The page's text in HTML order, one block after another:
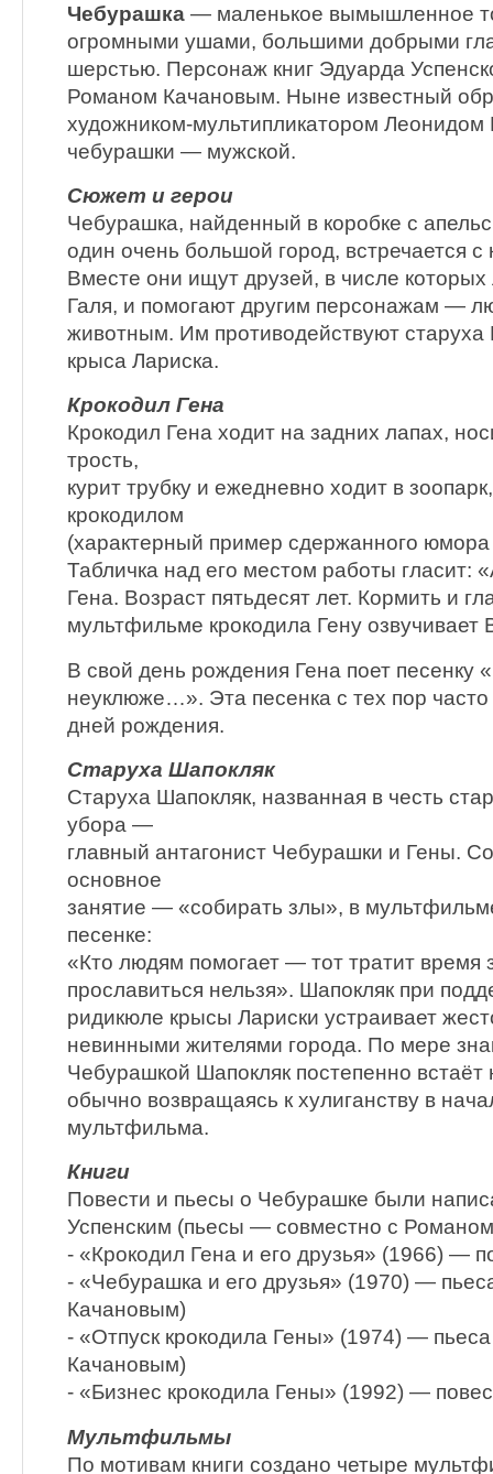
Чебурашка — маленькое вымышленное
огромными ушами, большими добрыми
шерстью. Персонаж книг Эдуарда
Романом Качановым. Ныне известный
художником-мультипликатором
чебурашки — мужской.
Сюжет и герои
Чебурашка, найденный в коробке с
один очень большой город, встречается с
Вместе они ищут друзей, в числе
Галя, и помогают другим персонажам —
животным. Им противодействуют старуха
крыса Лариска.
Крокодил Гена
Крокодил Гена ходит на задних лапах,
трость,
курит трубку и ежедневно ходит в
крокодилом
(характерный пример сдержанного юмора
Табличка над его местом работы гласит:
Гена. Возраст пятьдесят лет. Кормить и
мультфильме крокодила Гену озвучивает
В свой день рождения Гена поет песенку
неуклюже…». Эта песенка с тех пор часто
дней рождения.
Старуха Шапокляк
Старуха Шапокляк, названная в честь
убора —
главный антагонист Чебурашки и Гены.
основное
занятие — «собирать злы», в
песенке:
«Кто людям помогает — тот тратит
прославиться нельзя». Шапокляк при
ридикюле крысы Лариски устраивает
невинными жителями города. По мере
Чебурашкой Шапокляк постепенно встаёт
обычно возвращаясь к хулиганству в
мультфильма.
Книги
Повести и пьесы о Чебурашке были
Успенским (пьесы — совместно с
- «Крокодил Гена и его друзья» (1966) —
- «Чебурашка и его друзья» (1970) —
Качановым)
- «Отпуск крокодила Гены» (1974) —
Качановым)
- «Бизнес крокодила Гены» (1992) —
Мультфильмы
По мотивам книги создано четыре